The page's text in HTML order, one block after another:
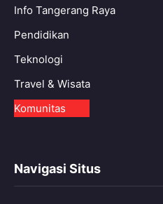
Info Tangerang Raya
Pendidikan
Teknologi
Travel & Wisata
Komunitas
Navigasi Situs